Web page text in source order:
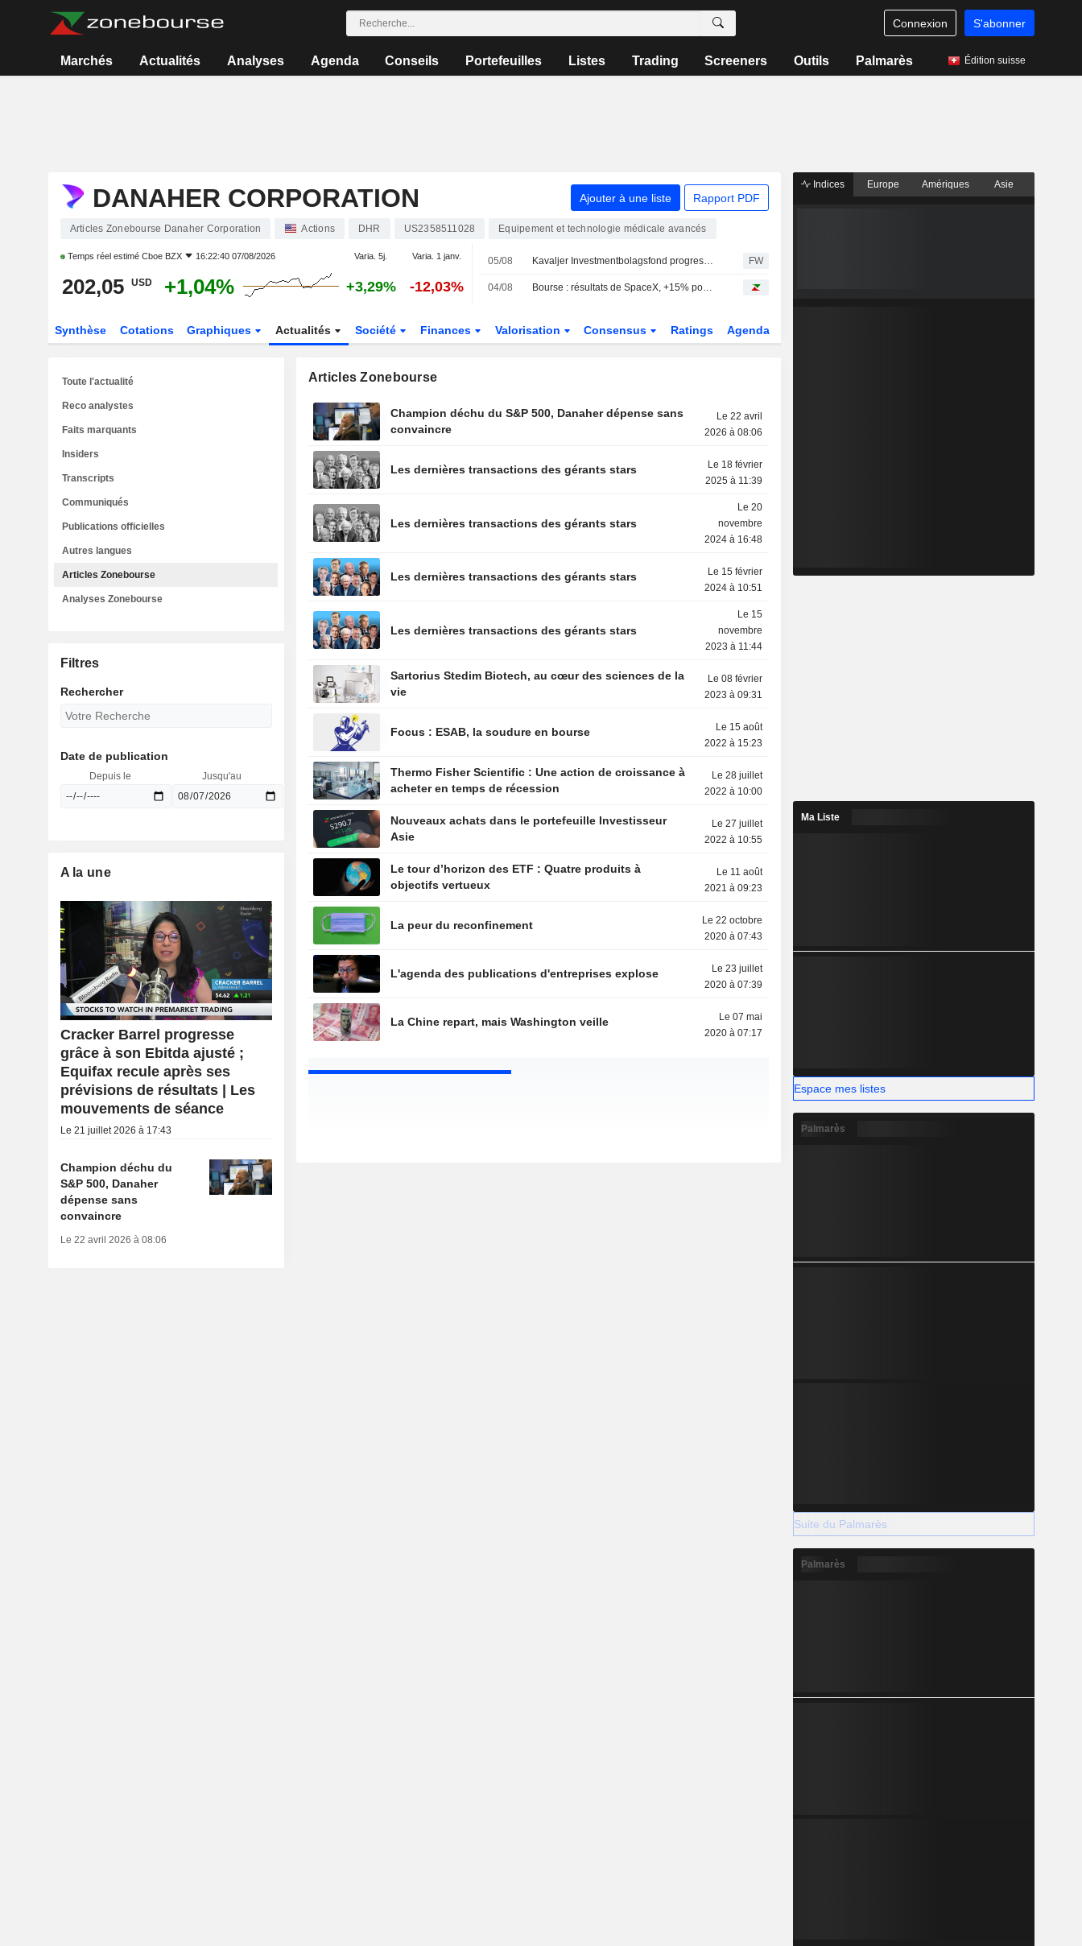
Connexion S'abonner
Marchés Actualités Analyses Agenda Conseils Portefeuilles Listes Trading Screeners Outils Palmarès Édition suisse
DANAHER CORPORATION Ajouter à une liste Rapport PDF
Articles Zonebourse Danaher Corporation Actions DHR US2358511028 Equipement et technologie médicale avancés
Temps réel estimé Cboe BZX 16:22:40 07/08/2026 Varia. 5j. Varia. 1 janv.
202,05 USD +1,04% +3,29% -12,03%
05/08 Kavaljer Investmentbolagsfond progresse de 2,8 % en juillet – Microsoft, Thermo Fisher et Ratos principaux contributeurs FW
04/08 Bourse : résultats de SpaceX, +15% pour Palantir, 30 à 40 MdsUSD pour Shein
Synthèse Cotations Graphiques Actualités Société Finances Valorisation Consensus Ratings Agenda
Articles Zonebourse
Champion déchu du S&P 500, Danaher dépense sans
convaincre
Le 22 avril
2026 à 08:06
Les dernières transactions des gérants stars
Le 18 février
2025 à 11:39
Les dernières transactions des gérants stars
Le 20
novembre
2024 à 16:48
Les dernières transactions des gérants stars
Le 15 février
2024 à 10:51
Les dernières transactions des gérants stars
Le 15
novembre
2023 à 11:44
Sartorius Stedim Biotech, au cœur des sciences de la
vie
Le 08 février
2023 à 09:31
Focus : ESAB, la soudure en bourse
Le 15 août
2022 à 15:23
Thermo Fisher Scientific : Une action de croissance à
acheter en temps de récession
Le 28 juillet
2022 à 10:00
Nouveaux achats dans le portefeuille Investisseur
Asie
Le 27 juillet
2022 à 10:55
Le tour d’horizon des ETF : Quatre produits à
objectifs vertueux
Le 11 août
2021 à 09:23
La peur du reconfinement
Le 22 octobre
2020 à 07:43
L'agenda des publications d'entreprises explose
Le 23 juillet
2020 à 07:39
La Chine repart, mais Washington veille
Le 07 mai
2020 à 07:17
Toute l'actualité
Reco analystes
Faits marquants
Insiders
Transcripts
Communiqués
Publications officielles
Autres langues
Articles Zonebourse
Analyses Zonebourse
Filtres
Rechercher
Date de publication
Depuis le Jusqu'au
A la une
Cracker Barrel progresse
grâce à son Ebitda ajusté ;
Equifax recule après ses
prévisions de résultats | Les
mouvements de séance
Le 21 juillet 2026 à 17:43
Champion déchu du
S&P 500, Danaher
dépense sans
convaincre
Le 22 avril 2026 à 08:06
Indices Europe Amériques Asie
Ma Liste
Espace mes listes
Palmarès
Suite du Palmarès
Palmarès